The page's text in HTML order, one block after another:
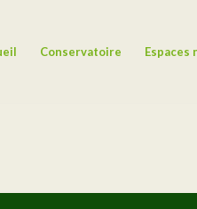
Conservatoire Espaces